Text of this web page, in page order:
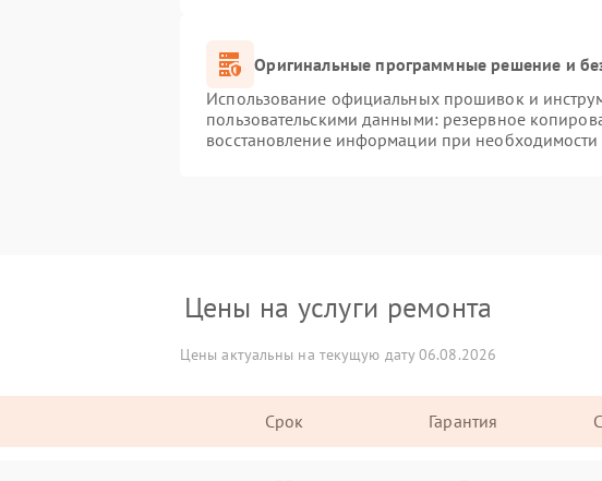
Оригинальные программные решение и
Использование официальных прошивок и
пользовательскими данными: резервное
восстановление информации при необходимости
Цены на услуги ремонта
Цены актуальны на текущую дату 06.08.2026
Срок Гарантия